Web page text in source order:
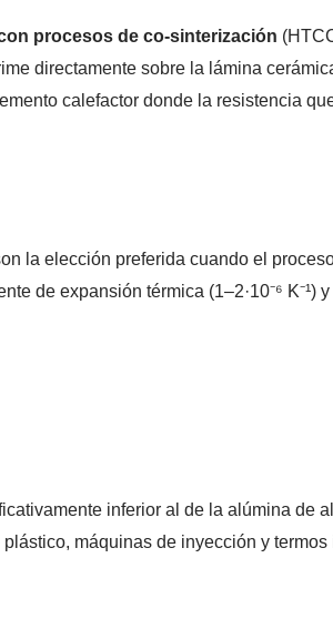
procesos de co-sinterización
directamente sobre la lámina
calefactor donde la resistencia
la elección preferida cuando el
de expansión térmica (1–2·10⁻⁶
inferior al de la alúmina de
máquinas de inyección y